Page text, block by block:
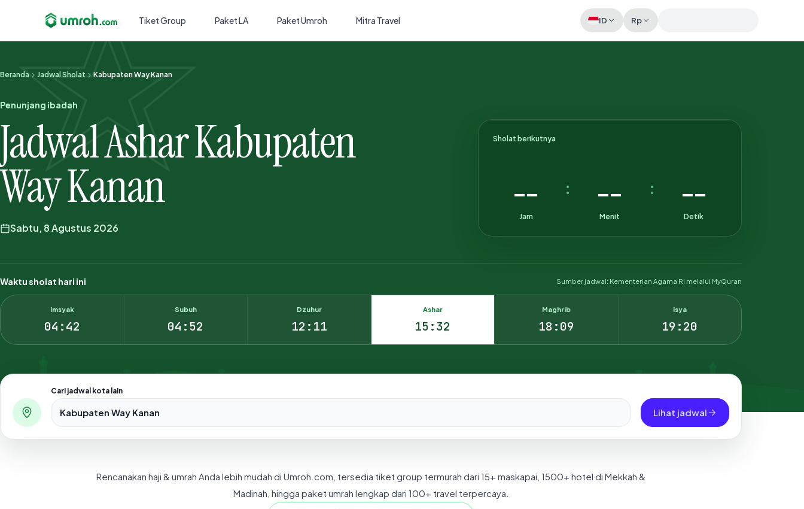
Tiket Group Paket LA Paket Umroh Mitra Travel ID Rp
Memeriksa sesi akun
Beranda Jadwal Sholat Kabupaten Way Kanan
Penunjang ibadah
Jadwal Ashar Kabupaten
Way Kanan
Sabtu, 8 Agustus 2026
Sholat berikutnya
--
Jam
: --
Menit
: --
Detik
Waktu sholat hari ini Sumber jadwal: Kementerian Agama RI melalui MyQuran
Imsyak
04:42
Subuh
04:52
Dzuhur
12:11
Ashar
15:32
Maghrib
18:09
Isya
19:20
Cari jadwal kota lain
Pilih salah satu dari 500+ kota dan kabupaten di Indonesia.
Lihat jadwal
Rencanakan haji & umrah Anda lebih mudah di Umroh.com, tersedia tiket group termurah dari 15+ maskapai, 1500+ hotel di Mekkah &
Madinah, hingga paket umrah lengkap dari 100+ travel terpercaya.